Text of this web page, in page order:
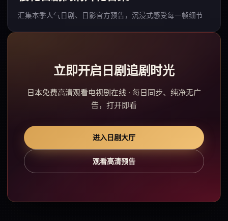
汇集本季人气日剧、日影官方预告，沉浸式感受每一帧细节
立即开启日剧追剧时光
日本免费高清观看电视剧在线 · 每日同步、纯净无广
告，打开即看
进入日剧大厅
观看高清预告